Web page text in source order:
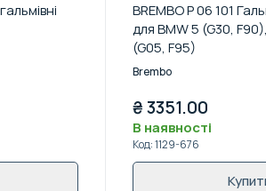
BREMBO P 06 101
для BMW 5 (G30,
(G05, F95)
Brembo
₴3351.00
В наявності
Код:1129-676